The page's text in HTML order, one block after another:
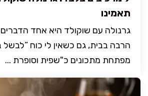
תאמינו
גרנולה עם שוקולד היא אחד
הרבה בבית, גם כשאין לי כוח
מפתחת מתכונים כ"שפית וסופרת ...